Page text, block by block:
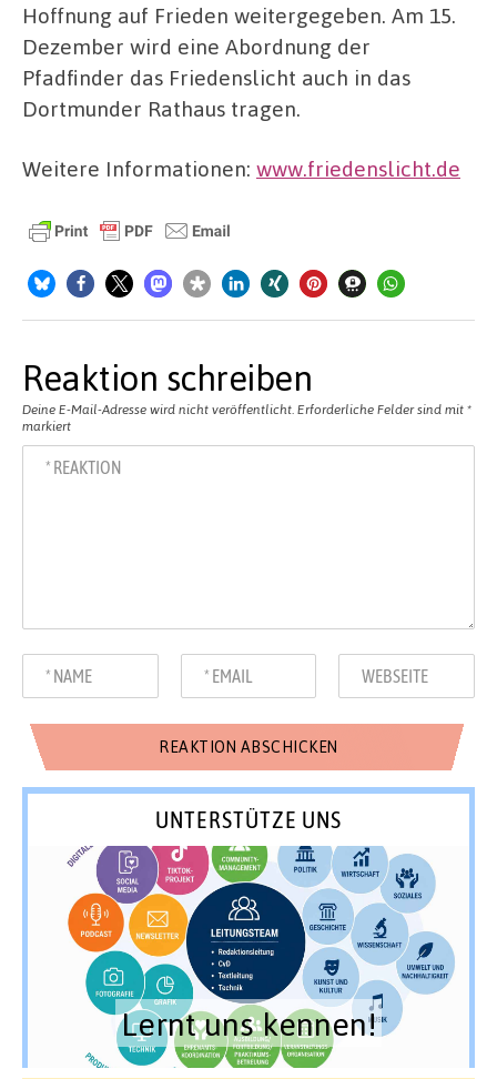
Hoffnung auf Frieden weitergegeben. Am 15.
Dezember wird eine Abordnung der
Pfadfinder das Friedenslicht auch in das
Dortmunder Rathaus tragen.
Weitere Informationen: www.friedenslicht.de
Reaktion schreiben
Deine E-Mail-Adresse wird nicht veröffentlicht. Erforderliche Felder sind mit *
markiert
UNTERSTÜTZE UNS
Lernt uns kennen!